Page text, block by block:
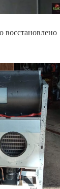
восстановлено